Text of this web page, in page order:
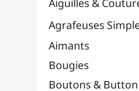
Emporte-Pièces & Perforatrices
Feuilles Métallisées & Foils
Feutrines & Caoutchouc Mousse
Fibres & Raphia
Fil Nylon & Elastiques
Fils Métalliques
Fleurs en Papier & Décors